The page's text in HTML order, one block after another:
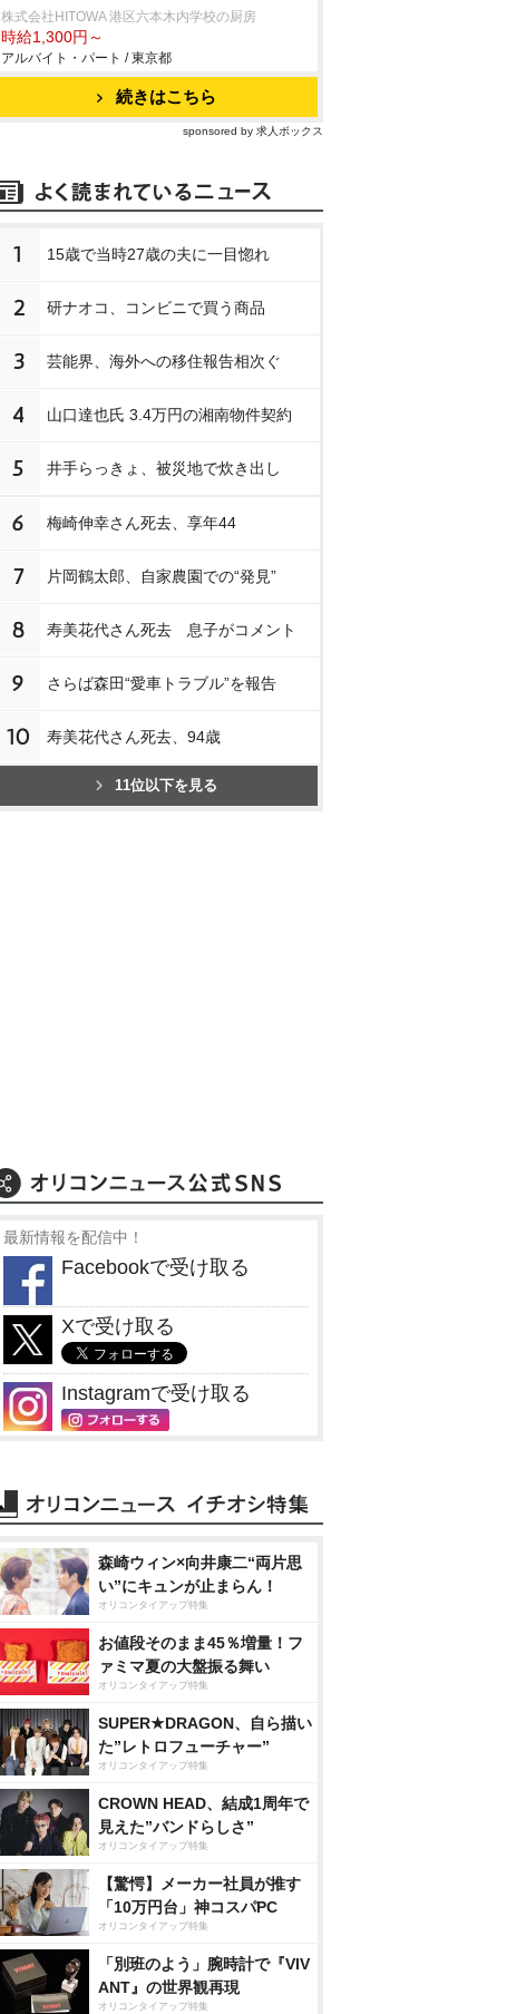
株式会社HITOWA 港区六本木内学校の厨房
時給1,300円～
アルバイト・パート / 東京都
続きはこちら
sponsored by 求人ボックス
1 15歳で当時27歳の夫に一目惚れ
2 研ナオコ、コンビニで買う商品
3 芸能界、海外への移住報告相次ぐ
4 山口達也氏 3.4万円の湘南物件契約
5 井手らっきょ、被災地で炊き出し
6 梅崎伸幸さん死去、享年44
7 片岡鶴太郎、自家農園での“発見”
8 寿美花代さん死去 息子がコメント
9 さらば森田“愛車トラブル”を報告
10 寿美花代さん死去、94歳
11位以下を見る
最新情報を配信中！
Facebookで受け取る
Xで受け取る
Instagramで受け取る
森崎ウィン×向井康二“両片思
い”にキュンが止まらん！
オリコンタイアップ特集
お値段そのまま45％増量！フ
ァミマ夏の大盤振る舞い
オリコンタイアップ特集
SUPER★DRAGON、自ら描い
た”レトロフューチャー”
オリコンタイアップ特集
CROWN HEAD、結成1周年で
見えた”バンドらしさ”
オリコンタイアップ特集
【驚愕】メーカー社員が推す
「10万円台」神コスパPC
オリコンタイアップ特集
「別班のよう」腕時計で『VIV
ANT』の世界観再現
オリコンタイアップ特集